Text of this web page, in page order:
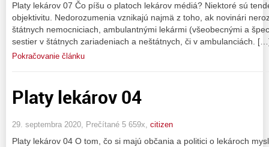
Platy lekárov 07 Čo píšu o platoch lekárov médiá? Niektoré sú
objektivitu. Nedorozumenia vznikajú najmä z toho, ak novinári
štátnych nemocniciach, ambulantnými lekármi (všeobecnými a
sestier v štátnych zariadeniach a neštátnych, či v ambulanciách.
Pokračovanie článku
Platy lekárov 04
29. septembra 2020, Prečítané 5 659x, citizen
Platy lekárov 04 O tom, čo si majú občania a politici o lekároch